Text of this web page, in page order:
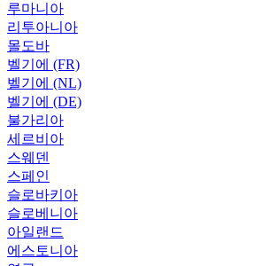
루마니아
리투아니아
몰도바
벨기에 (FR)
벨기에 (NL)
벨기에 (DE)
불가리아
세르비아
스웨덴
스페인
슬로바키아
슬로베니아
아일랜드
에스토니아